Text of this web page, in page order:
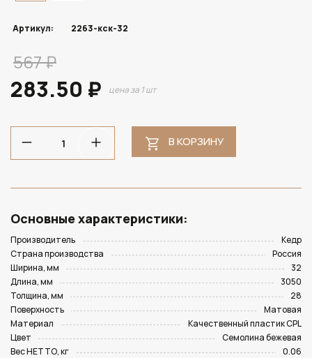
Артикул: 2263-кск-32
567 ₽
283.50 ₽ цена за 1 шт
В КОРЗИНУ
Основные характеристики:
Производитель
Кедр
Страна производства
Россия
Ширина, мм
32
Длина, мм
3050
Толщина, мм
28
Поверхность
Матовая
Материал
Качественный пластик CPL
Цвет
Семолина бежевая
Вес НЕТТО, кг
0.06